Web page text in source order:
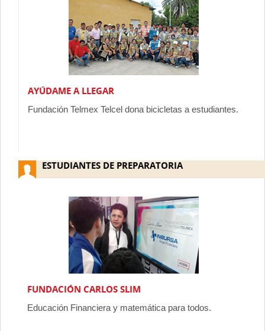
AYÚDAME A LLEGAR
Fundación Telmex Telcel dona bicicletas a estudiantes.
ESTUDIANTES DE PREPARATORIA
FUNDACIÓN CARLOS SLIM
Educación Financiera y matemática para todos.